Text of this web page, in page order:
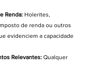
Renda: Holerites,
de renda ou outros
evidenciem a capacidade
Relevantes: Qualquer